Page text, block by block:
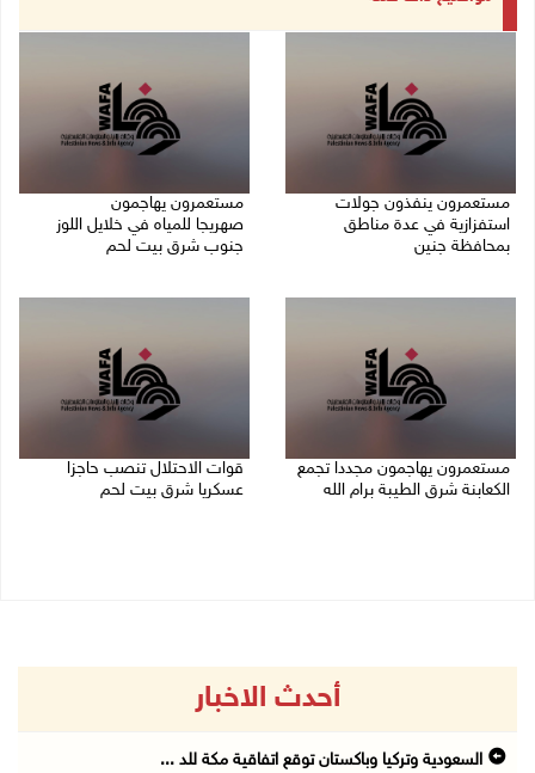
مستعمرون ينفذون جولات
استفزازية في عدة مناطق
بمحافظة جنين
مستعمرون يهاجمون
صهريجا للمياه في خلايل اللوز
جنوب شرق بيت لحم
مستعمرون يهاجمون مجددا تجمع
الكعابنة شرق الطيبة برام الله
قوات الاحتلال تنصب حاجزا
عسكريا شرق بيت لحم
أحدث الاخبار
السعودية وتركيا وباكستان توقع اتفاقية مكة للد ...